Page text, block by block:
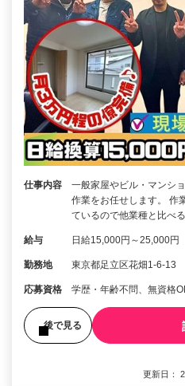
仕事内容
一般家屋やビル・マンシ
作業をお任せします。 作
ているので他業種と比べ
給与 日給15,000円～25,000円
勤務地 東京都足立区花畑1-6-13
応募資格 学歴・年齢不問、無資格
後で見る
更新日：